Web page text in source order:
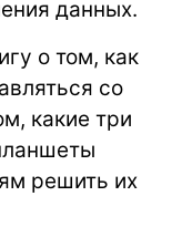
данных.
о том, как
со
какие три
решить их